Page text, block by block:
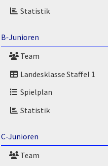
Statistik
B-Junioren
Team
Landesklasse Staffel 1
Spielplan
Statistik
C-Junioren
Team